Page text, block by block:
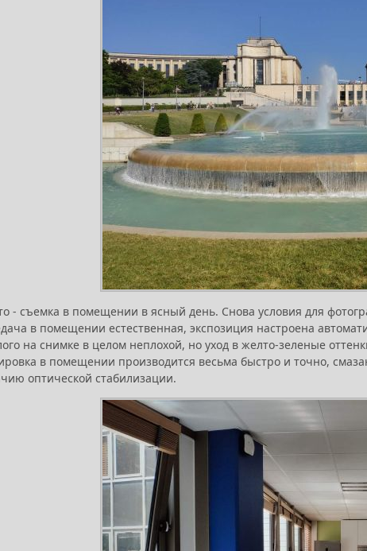
- съемка в помещении в ясный день. Снова условия для
в помещении естественная, экспозиция настроена
на снимке в целом неплохой, но уход в желто-зеленые
в помещении производится весьма быстро и точно,
оптической стабилизации.